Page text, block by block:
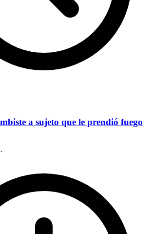
a sujeto que le prendió fuego
·